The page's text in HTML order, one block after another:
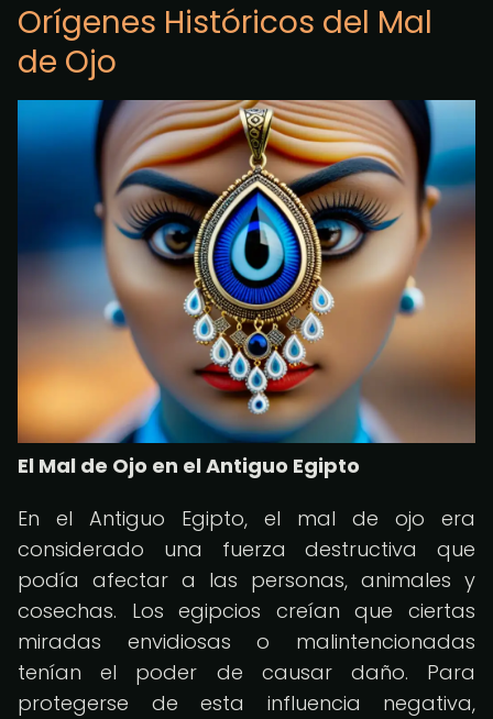
Orígenes Históricos del Mal
de Ojo
El Mal de Ojo en el Antiguo Egipto
En el Antiguo Egipto, el mal de ojo era
considerado una fuerza destructiva que
podía afectar a las personas, animales y
cosechas. Los egipcios creían que ciertas
miradas envidiosas o malintencionadas
tenían el poder de causar daño. Para
protegerse de esta influencia negativa,